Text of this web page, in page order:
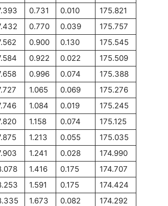
0.731 0.010
175.821
0.770 0.039
175.757
0.900 0.130
175.545
0.922 0.022
175.509
0.996 0.074
175.388
1.065 0.069
175.276
1.084 0.019
175.245
1.158 0.074
175.125
1.213 0.055
175.035
1.241 0.028
174.990
1.416 0.175
174.707
1.591 0.175
174.424
1.673 0.082
174.292